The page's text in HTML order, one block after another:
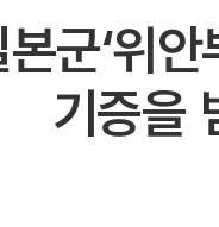
군‘위
기증을